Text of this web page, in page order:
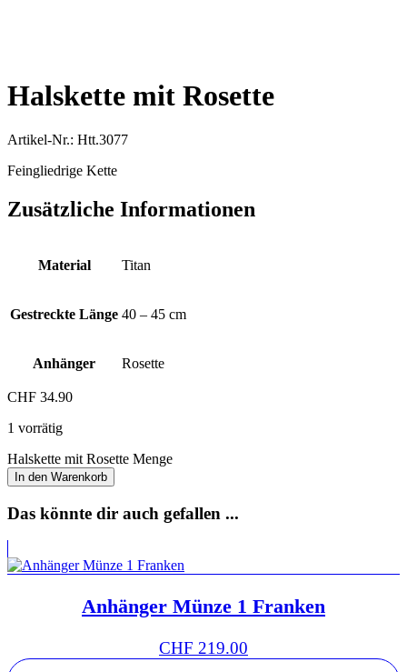
Halskette mit Rosette
Artikel-Nr.: Htt.3077
Feingliedrige Kette
Zusätzliche Informationen
Material Titan
Gestreckte Länge 40 – 45 cm
Anhänger Rosette
CHF 34.90
1 vorrätig
Halskette mit Rosette Menge
In den Warenkorb
Das könnte dir auch gefallen ...
Anhänger Münze 1 Franken
CHF 219.00